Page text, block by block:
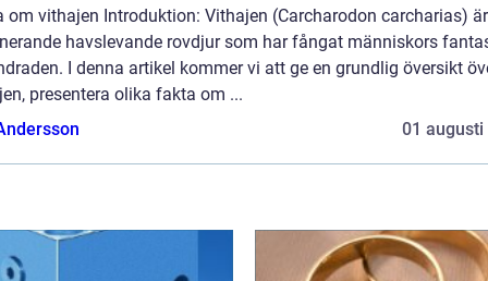
om vithajen Introduktion: Vithajen (Carcharodon carcharias)
havslevande rovdjur som har fångat människors
I denna artikel kommer vi att ge en grundlig översikt
presentera olika fakta om ...
01 augusti